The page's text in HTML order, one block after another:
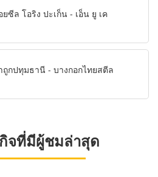
ซีล โอริง ปะเก็น - เอ็น ยู เค
ถูกปทุมธานี - บางกอกไทยสตีล
จที่มีผู้ชมล่าสุด